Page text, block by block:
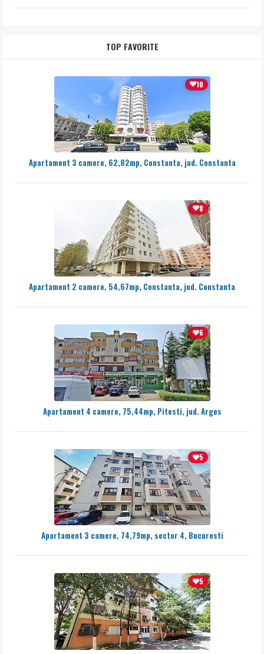
TOP FAVORITE
10
Apartament 3 camere, 62,82mp, Constanta, jud. Constanta
8
Apartament 2 camere, 54,67mp, Constanta, jud. Constanta
6
Apartament 4 camere, 75,44mp, Pitesti, jud. Arges
5
Apartament 3 camere, 74,79mp, sector 4, Bucuresti
5